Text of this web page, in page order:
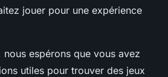
jouer pour une expérience
espérons que vous avez
utiles pour trouver des jeux